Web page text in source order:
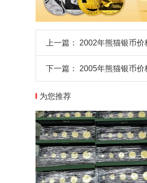
上一篇： 2002年熊猫银币价
下一篇： 2005年熊猫银币
为您推荐